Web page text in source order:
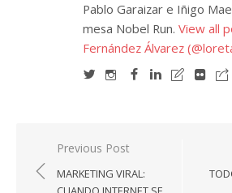
Pablo Garaizar e Iñigo
mesa Nobel Run. View all
Fernández Álvarez
Navegación
de
Previous Post
MARKETING VIRAL: